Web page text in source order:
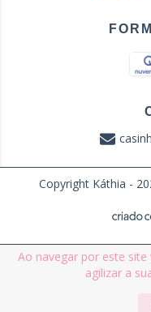
Ao navegar por este site
agilizar a
Copyright Káthia -